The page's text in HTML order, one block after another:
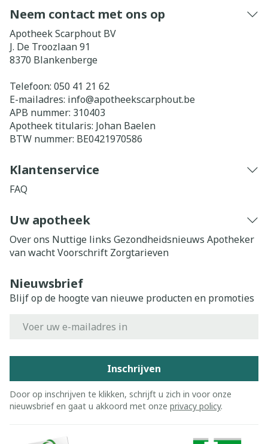
Neem contact met ons op
Apotheek Scarphout BV
J. De Troozlaan 91
8370 Blankenberge
Telefoon: 050 41 21 62
E-mailadres: info@apotheekscarphout.be
APB nummer: 310403
Apotheek titularis: Johan Baelen
BTW nummer: BE0421970586
Klantenservice
FAQ
Uw apotheek
Over ons Nuttige links Gezondheidsnieuws Apotheker
van wachtVoorschrift Zorgtarieven
Nieuwsbrief
Blijf op de hoogte van nieuwe producten en promoties
Inschrijven
Door op inschrijven te klikken, schrijft u zich in voor onze
nieuwsbrief en gaat u akkoord met onze privacy policy.